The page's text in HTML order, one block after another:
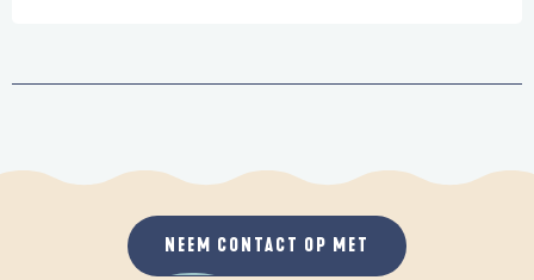
NEEM CONTACT OP MET